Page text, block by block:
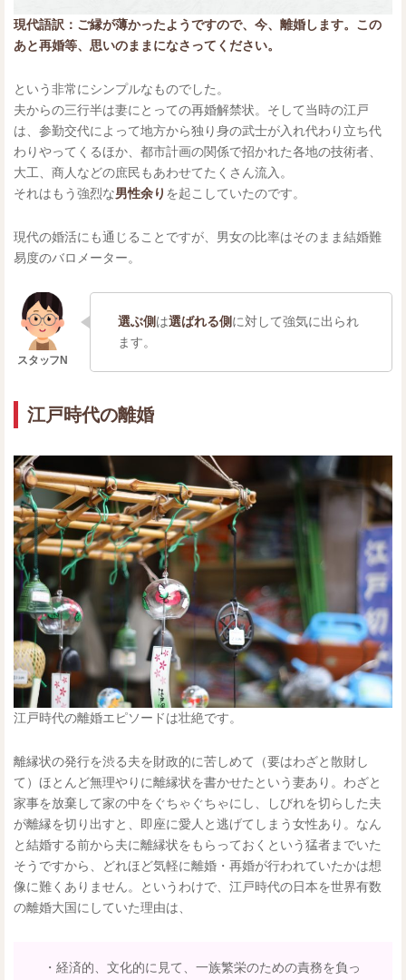
現代語訳：ご縁が薄かったようですので、今、離婚します。この
あと再婚等、思いのままになさってください。
という非常にシンプルなものでした。
夫からの三行半は妻にとっての再婚解禁状。そして当時の江戸
は、参勤交代によって地方から独り身の武士が入れ代わり立ち代
わりやってくるほか、都市計画の関係で招かれた各地の技術者、
大工、商人などの庶民もあわせてたくさん流入。
それはもう強烈な男性余り を起こしていたのです。
現代の婚活にも通じることですが、男女の比率はそのまま結婚難
易度のバロメーター。
選ぶ側は選ばれる側に対して強気に出られ
ます。
江戸時代の離婚
江戸時代の離婚エピソードは壮絶です。
離縁状の発行を渋る夫を財政的に苦しめて（要はわざと散財し
て）ほとんど無理やりに離縁状を書かせたという妻あり。わざと
家事を放棄して家の中をぐちゃぐちゃにし、しびれを切らした夫
が離縁を切り出すと、即座に愛人と逃げてしまう女性あり。なん
と結婚する前から夫に離縁状をもらっておくという猛者までいた
そうですから、どれほど気軽に離婚・再婚が行われていたかは想
像に難くありません。というわけで、江戸時代の日本を世界有数
の離婚大国にしていた理由は、
・経済的、文化的に見て、一族繁栄のための責務を負っ